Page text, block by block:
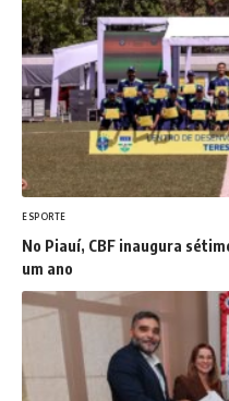
ESPORTE
No Piauí, CBF inaugura
um ano